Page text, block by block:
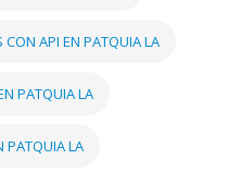
CON API EN PATQUIA LA
PATQUIA LA
PATQUIA LA